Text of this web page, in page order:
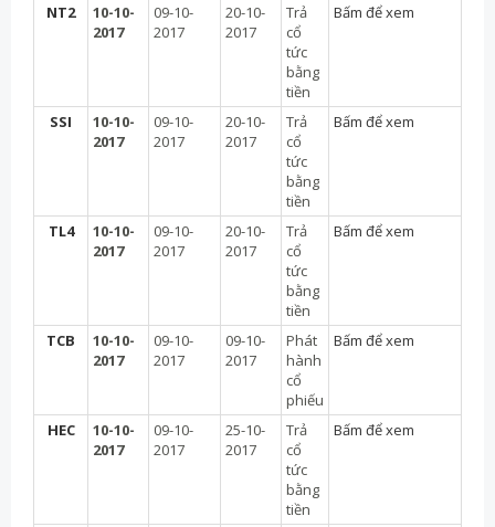
NT2
10-10-
2017
09-10-
2017
20-10-
2017
Trả
cổ
tức
bằng
tiền
Bấm để xem
SSI
10-10-
2017
09-10-
2017
20-10-
2017
Trả
cổ
tức
bằng
tiền
Bấm để xem
TL4
10-10-
2017
09-10-
2017
20-10-
2017
Trả
cổ
tức
bằng
tiền
Bấm để xem
TCB
10-10-
2017
09-10-
2017
09-10-
2017
Phát
hành
cổ
phiếu
Bấm để xem
HEC
10-10-
2017
09-10-
2017
25-10-
2017
Trả
cổ
tức
bằng
tiền
Bấm để xem